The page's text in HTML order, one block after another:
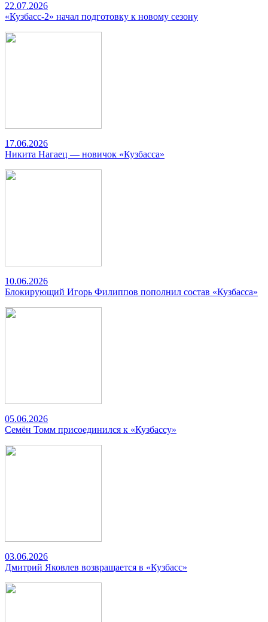
22.07.2026
«Кузбасс-2» начал подготовку к новому сезону
17.06.2026
Никита Нагаец — новичок «Кузбасса»
10.06.2026
Блокирующий Игорь Филиппов пополнил состав «Кузбасса»
05.06.2026
Семён Томм присоединился к «Кузбассу»
03.06.2026
Дмитрий Яковлев возвращается в «Кузбасс»